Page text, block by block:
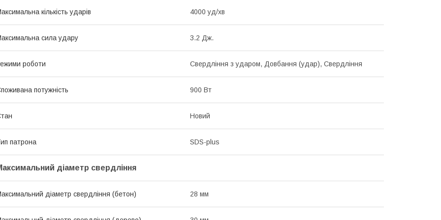
кількість ударів 4000 уд/хв
сила удару 3.2 Дж.
роботи Свердління з ударом, Довбання (удар), Свердління
потужність 900 Вт
Новий
патрона SDS-plus
діаметр свердління
діаметр свердління (бетон) 28 мм